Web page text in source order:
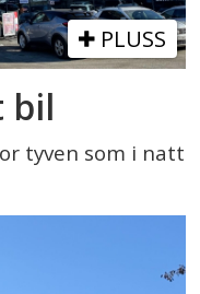
PLUSS
bil
tyven som i natt